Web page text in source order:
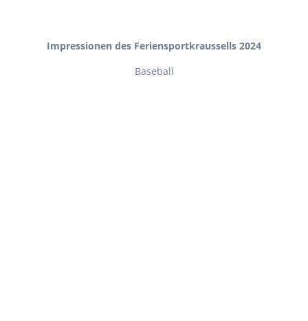
Impressionen des Feriensportkraussells 2024
Baseball